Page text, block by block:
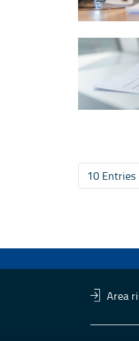
10 Entries
Per
Area